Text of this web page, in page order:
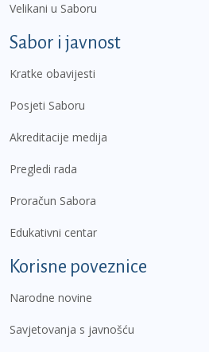
Velikani u Saboru
Sabor i javnost
Kratke obavijesti
Posjeti Saboru
Akreditacije medija
Pregledi rada
Proračun Sabora
Edukativni centar
Korisne poveznice
Narodne novine
Savjetovanja s javnošću